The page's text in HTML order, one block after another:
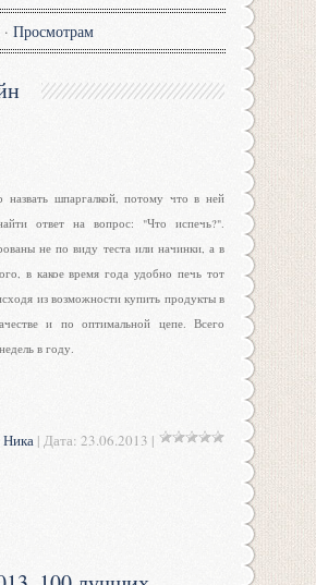
· Просмотрам
шпаргалкой, потому что в ней
ответ на вопрос: "Что испечь?".
не по виду теста или начинки, а в
в какое время года удобно печь тот
из возможности купить продукты в
и по оптимальной цепе. Всего
в году.
Ника | Дата: 23.06.2013 |